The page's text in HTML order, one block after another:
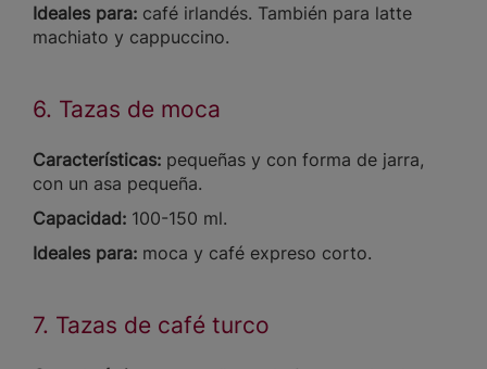
Ideales para: café irlandés. También para latte
machiato y cappuccino.
6. Tazas de moca
Características: pequeñas y con forma de jarra,
con un asa pequeña.
Capacidad: 100-150 ml.
Ideales para: moca y café expreso corto.
7. Tazas de café turco